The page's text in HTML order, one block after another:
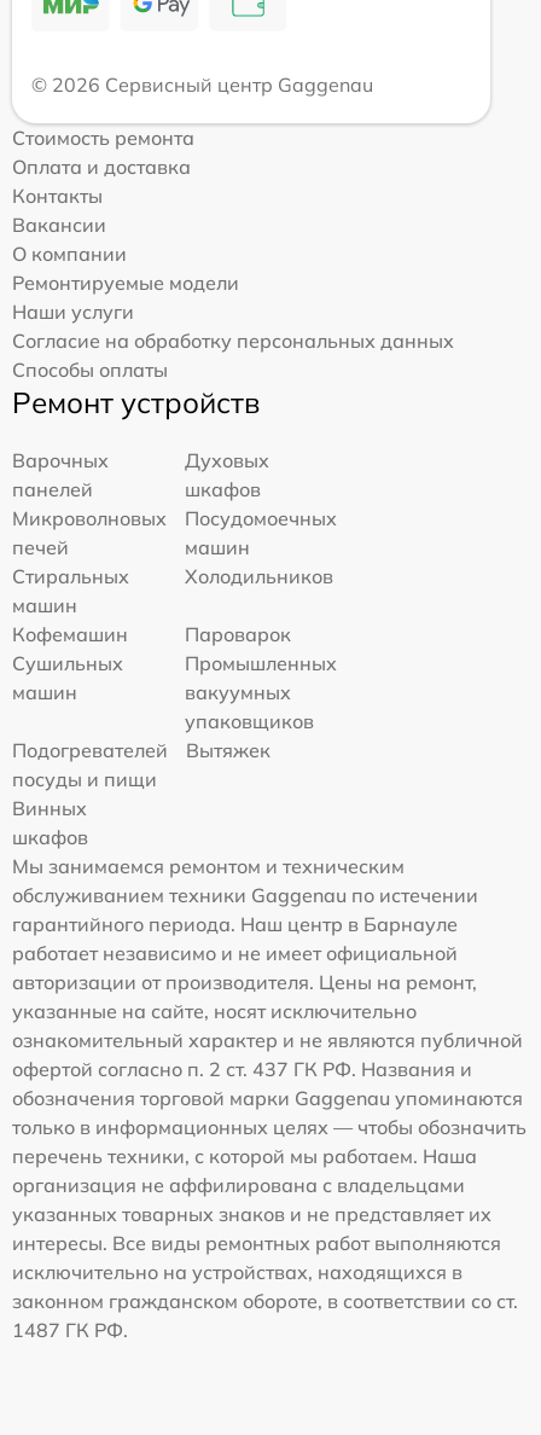
© 2026 Сервисный центр Gaggenau
Стоимость ремонта
Оплата и доставка
Контакты
Вакансии
О компании
Ремонтируемые модели
Наши услуги
Согласие на обработку персональных данных
Способы оплаты
Ремонт устройств
Варочных
панелей
Духовых
шкафов
Микроволновых
печей
Посудомоечных
машин
Стиральных
машин
Холодильников
Кофемашин
Пароварок
Сушильных
машин
Промышленных
вакуумных
упаковщиков
Подогревателей
посуды и пищи
Вытяжек
Винных
шкафов
Мы занимаемся ремонтом и техническим
обслуживанием техники Gaggenau по истечении
гарантийного периода. Наш центр в Барнауле
работает независимо и не имеет официальной
авторизации от производителя. Цены на ремонт,
указанные на сайте, носят исключительно
ознакомительный характер и не являются публичной
офертой согласно п. 2 ст. 437 ГК РФ. Названия и
обозначения торговой марки Gaggenau упоминаются
только в информационных целях — чтобы обозначить
перечень техники, с которой мы работаем. Наша
организация не аффилирована с владельцами
указанных товарных знаков и не представляет их
интересы. Все виды ремонтных работ выполняются
исключительно на устройствах, находящихся в
законном гражданском обороте, в соответствии со ст.
1487 ГК РФ.